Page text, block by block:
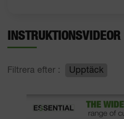
INSTRUKTIONSVIDEOR
Filtrera efter : Upptäck